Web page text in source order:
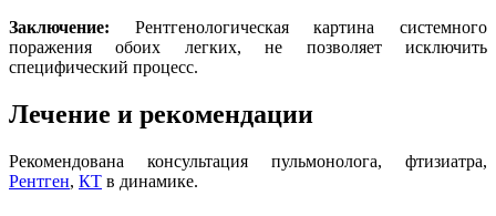
Заключение: Рентгенологическая картина системного
поражения обоих легких, не позволяет исключить
специфический процесс.
Лечение и рекомендации
Рекомендована консультация пульмонолога, фтизиатра,
Рентген, КТ в динамике.